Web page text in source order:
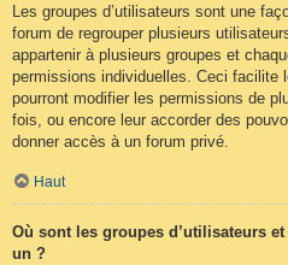
Les groupes d’utilisateurs sont une
forum de regrouper plusieurs
appartenir à plusieurs groupes et
permissions individuelles. Ceci facilite
pourront modifier les permissions de
fois, ou encore leur accorder des
donner accès à un forum privé.
Haut
Où sont les groupes d’utilisateurs
un ?